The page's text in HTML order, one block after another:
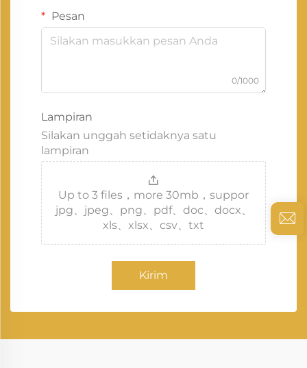
Pesan
0/1000
Lampiran
Silakan unggah setidaknya satu
lampiran
Up to 3 files，more 30mb，suppor
jpg、jpeg、png、pdf、doc、docx、
xls、xlsx、csv、txt
Kirim